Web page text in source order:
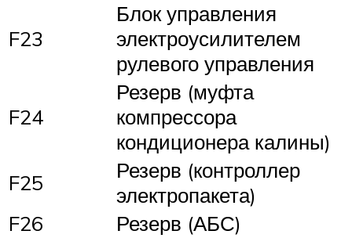
F23
Блок управления
электроусилителем
рулево­го управления
F24
Резерв (муфта
компрессора
кондиционера калины)
F25
Резерв (контроллер
электропакета)
F26
Резерв (АБС)